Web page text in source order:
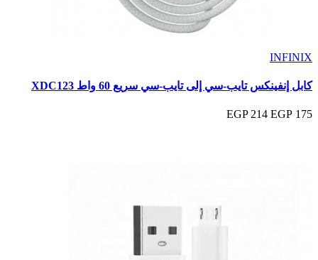
INFINIX
كابل إنفينكس تايب-سي إلى تايب-سي سريع 60 واط XDC123
175 EGP
214 EGP